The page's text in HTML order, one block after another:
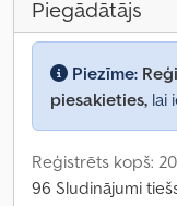
Piegādātājs
Piezīme:
piesakieties, lai
Reģistrēts kopš:
96 Sludinājumi